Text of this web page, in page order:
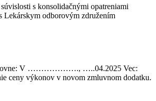
s konsolidačnými opatreniami
Lekárskym odborovým združením
poisťovne: V ………………., …..04.2025 Vec:
ceny výkonov v novom zmluvnom dodatku.